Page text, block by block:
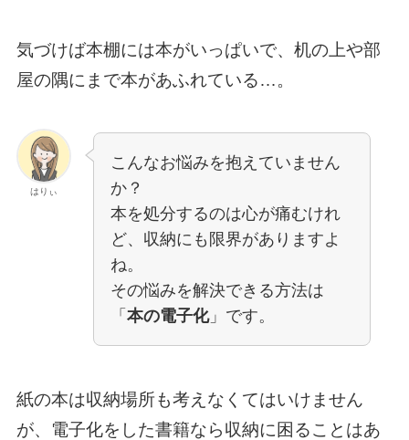
気づけば本棚には本がいっぱいで、机の上や部
屋の隅にまで本があふれている…。
はりぃ
こんなお悩みを抱えていません
か？
本を処分するのは心が痛むけれ
ど、収納にも限界がありますよ
ね。
その悩みを解決できる方法は
「 本の電子化」です。
紙の本は収納場所も考えなくてはいけません
が、電子化をした書籍なら収納に困ることはあ